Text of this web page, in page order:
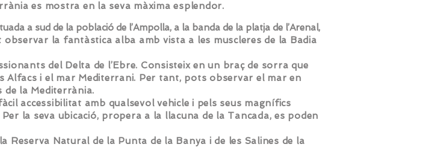
es mostra en la seva màxima esplendor.
a sud de la població de l’Ampolla, a la banda de la platja de l’Arenal,
la fantàstica alba amb vista a les muscleres de la Badia
del Delta de l’Ebre. Consisteix en un braç de sorra que
Alfacs i el mar Mediterrani. Per tant, pots observar el mar en
de la Mediterrània.
accessibilitat amb qualsevol vehicle i pels seus magnífics
la seva ubicació, propera a la llacuna de la Tancada, es poden
Natural de la Punta de la Banya i de les Salines de la